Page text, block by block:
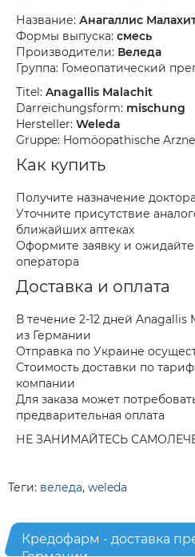
Название: Анагаллис
Формы выпуска: смесь
Производители: Веледа
Группа: Гомеопатический
Titel: Anagallis Malachit
Darreichungsform: mischung
Hersteller: Weleda
Gruppe: Homöopathische
Как купить
Получите назначение
Уточните присутствие
ближайших аптеках
Оформите заявку и
оператора
Доставка и оплата
В течение 2-12 дней Anagallis
из Германии
Отправка по Украине
Стоимость доставки по
компании
Для заказа может
предварительная оплата
НЕ ЗАНИМАЙТЕСЬ
Теги: веледа, weleda
Кредофарм - доставка